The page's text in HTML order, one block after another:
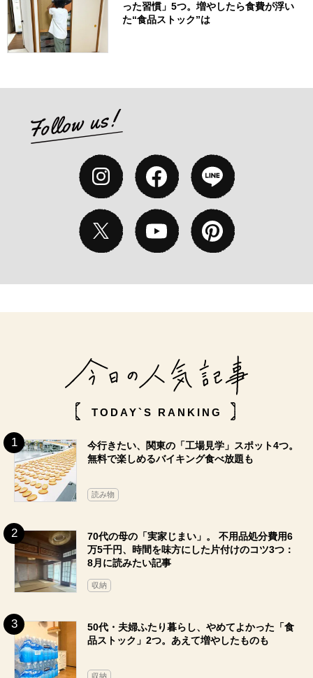
った習慣」5つ。増やしたら食費が浮い
た“食品ストック”は
TODAY`S RANKING
今行きたい、関東の「工場見学」スポット4つ。
無料で楽しめるバイキング食べ放題も
読み物
70代の母の「実家じまい」。 不用品処分費用6
万5千円、時間を味方にした片付けのコツ3つ：
8月に読みたい記事
収納
50代・夫婦ふたり暮らし、やめてよかった「食
品ストック」2つ。あえて増やしたものも
収納